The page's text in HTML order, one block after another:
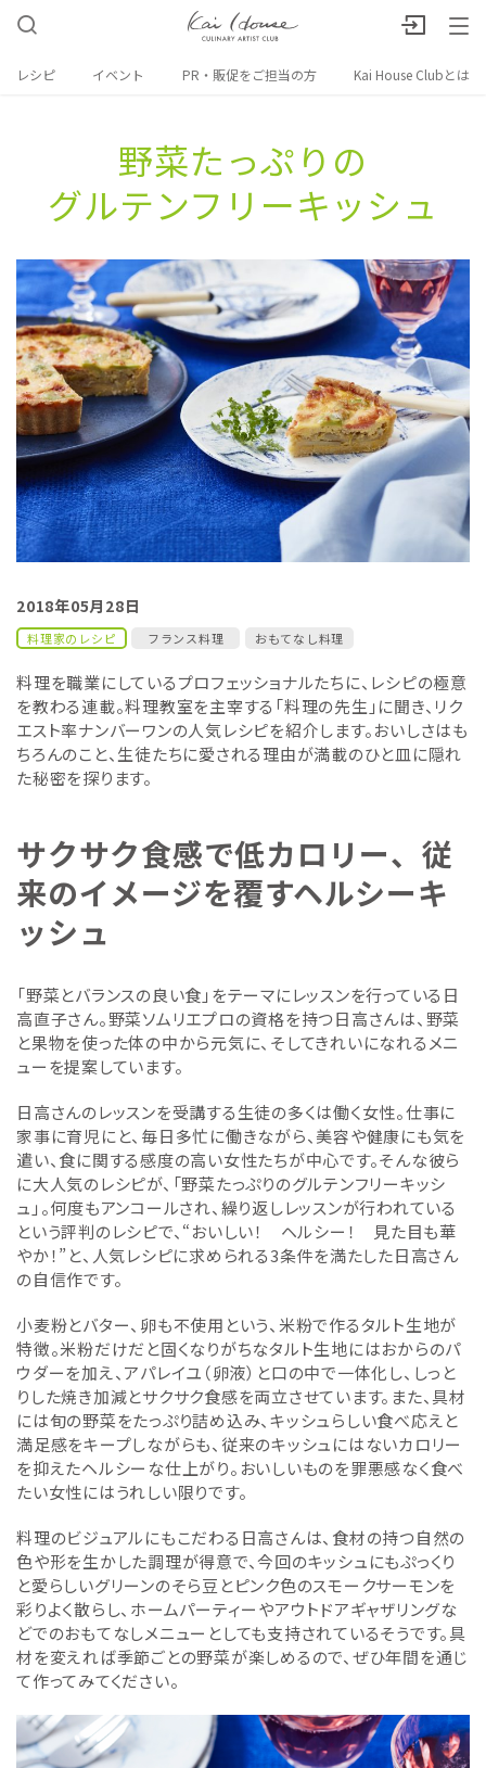
レシピ イベント PR・販促をご担当の方 Kai House Clubとは
野菜たっぷりの​
グルテンフリーキッシュ
2018年05月28日
料理家のレシピ フランス料理 おもてなし料理
料理を職業にしているプロフェッショナルたちに、レシピの極意
を教わる連載。料理教室を主宰する「料理の先生」に聞き、リク
エスト率ナンバーワンの人気レシピを紹介します。おいしさはも
ちろんのこと、生徒たちに愛される理由が満載のひと皿に隠れ
た秘密を探ります。
サクサク食感で低カロリー、従
来のイメージを覆すヘルシーキ
ッシュ
「野菜とバランスの良い食」をテーマにレッスンを行っている日
高直子さん。野菜ソムリエプロの資格を持つ日高さんは、野菜
と果物を使った体の中から元気に、そしてきれいになれるメニ
ューを提案しています。
日高さんのレッスンを受講する生徒の多くは働く女性。仕事に
家事に育児にと、毎日多忙に働きながら、美容や健康にも気を
遣い、食に関する感度の高い女性たちが中心です。そんな彼ら
に大人気のレシピが、「野菜たっぷりのグルテンフリーキッシ
ュ」。何度もアンコールされ、繰り返しレッスンが行われている
という評判のレシピで、“おいしい！ ヘルシー！ 見た目も華
やか！”と、人気レシピに求められる3条件を満たした日高さん
の自信作です。
小麦粉とバター、卵も不使用という、米粉で作るタルト生地が
特徴。米粉だけだと固くなりがちなタルト生地にはおからのパ
ウダーを加え、アパレイユ（卵液）と口の中で一体化し、しっと
りした焼き加減とサクサク食感を両立させています。また、具材
には旬の野菜をたっぷり詰め込み、キッシュらしい食べ応えと
満足感をキープしながらも、従来のキッシュにはないカロリー
を抑えたヘルシーな仕上がり。おいしいものを罪悪感なく食べ
たい女性にはうれしい限りです。
料理のビジュアルにもこだわる日高さんは、食材の持つ自然の
色や形を生かした調理が得意で、今回のキッシュにもぷっくり
と愛らしいグリーンのそら豆とピンク色のスモークサーモンを
彩りよく散らし、ホームパーティーやアウトドアギャザリングな
どでのおもてなしメニューとしても支持されているそうです。具
材を変えれば季節ごとの野菜が楽しめるので、ぜひ年間を通じ
て作ってみてください。